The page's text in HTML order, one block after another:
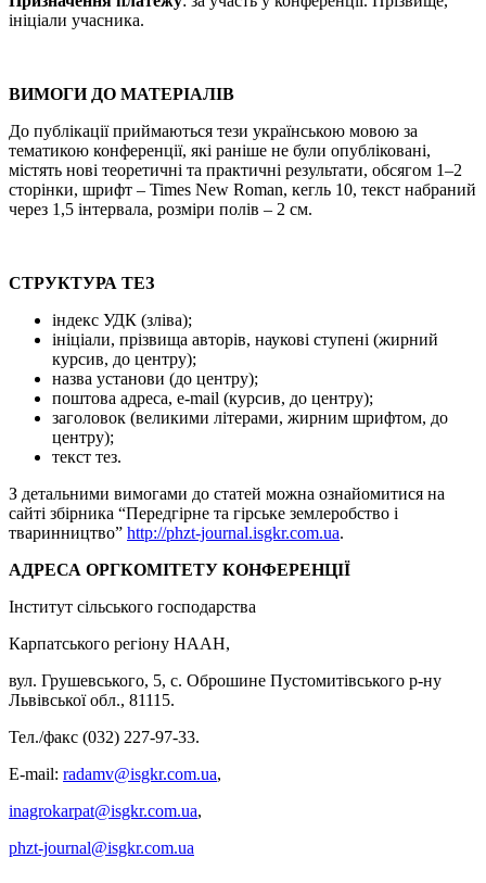
ініціали учасника.
ВИМОГИ ДО МАТЕРІАЛІВ
До публікації приймаються тези українською мовою за
тематикою конференції, які раніше не були опубліковані,
містять нові теоретичні та практичні результати, обсягом 1–2
сторінки, шрифт – Times New Roman, кегль 10, текст набраний
через 1,5 інтервала, розміри полів – 2 см.
СТРУКТУРА ТЕЗ
індекс УДК (зліва);
ініціали, прізвища авторів, наукові ступені (жирний
курсив, до центру);
назва установи (до центру);
поштова адреса, e-mail (курсив, до центру);
заголовок (великими літерами, жирним шрифтом, до
центру);
текст тез.
З детальними вимогами до статей можна ознайомитися на
сайті збірника “Передгірне та гірське землеробство і
тваринництво” http://phzt-journal.isgkr.com.ua.
АДРЕСА ОРГКОМІТЕТУ КОНФЕРЕНЦІЇ
Інститут сільського господарства
Карпатського регіону НААН,
вул. Грушевського, 5, с. Оброшине Пустомитівського р-ну
Львівської обл., 81115.
Тел./факс (032) 227-97-33.
E-mail: radamv@isgkr.com.ua,
inagrokarpat@isgkr.com.ua,
phzt-journal@isgkr.com.ua